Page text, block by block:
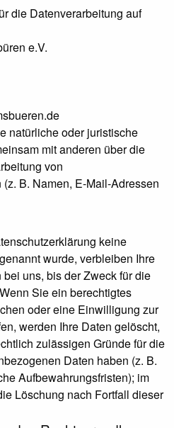
die Datenverarbeitung auf
e.V.
natürliche oder juristische
mit anderen über die
von
B. Namen, E-Mail-Adressen
keine
wurde, verbleiben Ihre
uns, bis der Zweck für die
Sie ein berechtigtes
oder eine Einwilligung zur
werden Ihre Daten gelöscht,
zulässigen Gründe für die
Daten haben (z. B.
Aufbewahrungsfristen); im
Löschung nach Fortfall dieser